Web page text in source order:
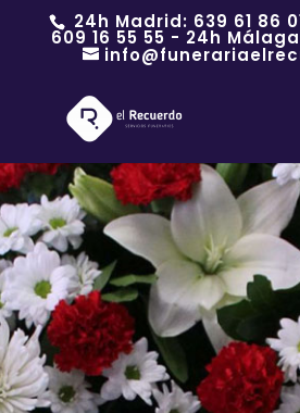
24h Madrid: 639 61 86
609 16 55 55 - 24h